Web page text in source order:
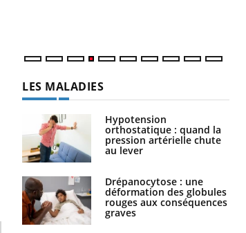
LES MALADIES
Hypotension
orthostatique : quand la
pression artérielle chute
au lever
Drépanocytose : une
déformation des globules
rouges aux conséquences
graves